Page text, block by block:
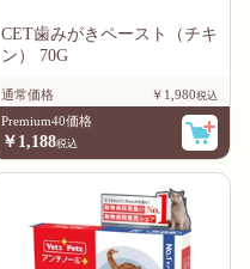
CET歯みがきペースト（チキ
ン） 70G
通常価格
￥1,980
Premium40価格
￥1,188